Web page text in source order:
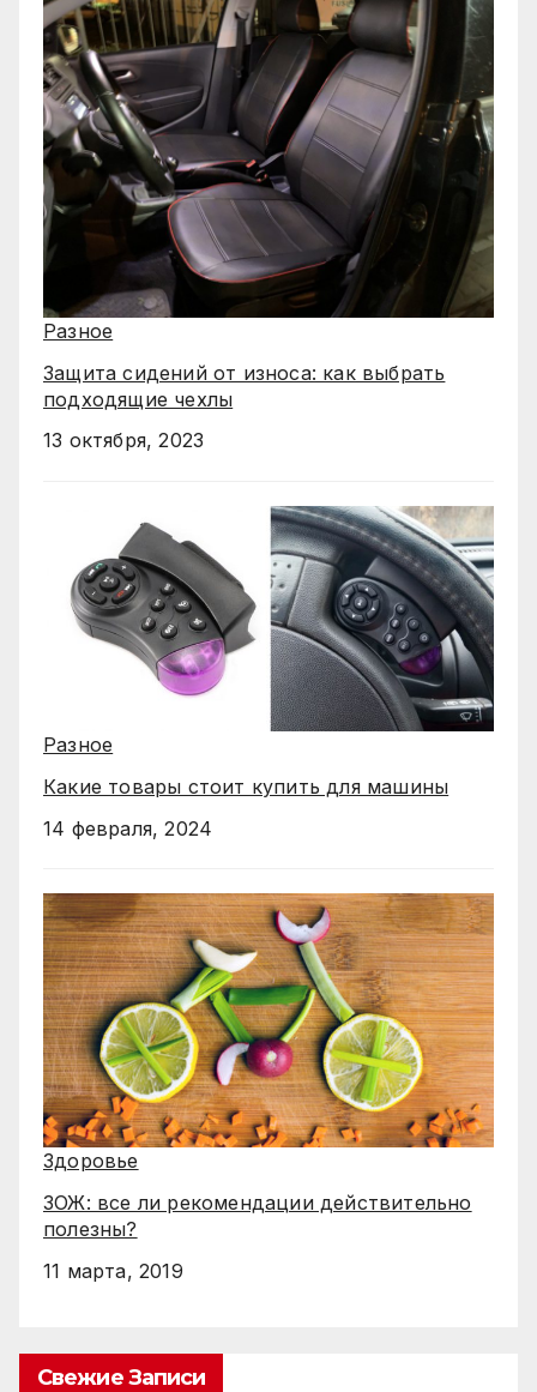
Разное
Защита сидений от износа: как выбрать
подходящие чехлы
13 октября, 2023
Разное
Какие товары стоит купить для машины
14 февраля, 2024
Здоровье
ЗОЖ: все ли рекомендации действительно
полезны?
11 марта, 2019
Свежие Записи